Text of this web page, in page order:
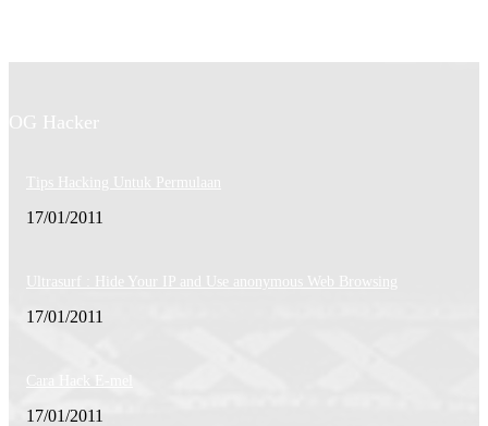
OG Hacker
Tips Hacking Untuk Permulaan
17/01/2011
Ultrasurf : Hide Your IP and Use anonymous Web Browsing
17/01/2011
Cara Hack E-mel
17/01/2011